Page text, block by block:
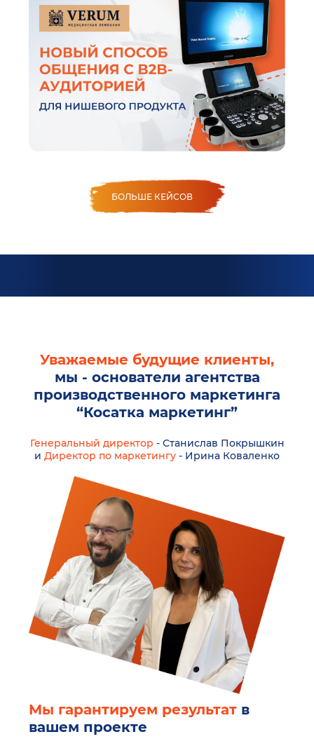
БОЛЬШЕ КЕЙСОВ
Уважаемые будущие клиенты,
мы - основатели агентства
производственного маркетинга
“Косатка маркетинг”
Генеральный директор - Станислав Покрышкин
и Директор по маркетингу - Ирина Коваленко
Мы гарантируем результат в
вашем проекте